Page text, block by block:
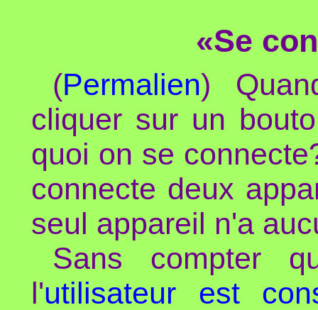
«Se
(Permalien)
cliquer sur un
quoi on se
connecte deux
seul appareil n'a
Sans compter
l'utilisateur est